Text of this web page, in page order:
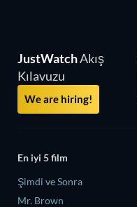
JustWatchAkış
Kılavuzu
We are hiring!
En iyi 5 film
Şimdi ve Sonra
Mr. Brown